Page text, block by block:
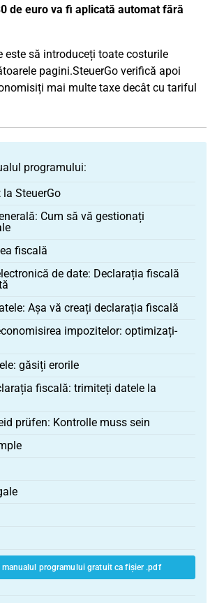
de euro va fi aplicată automat fără
este să introduceți toate costurile
pagini.SteuerGo verifică apoi
mai multe taxe decât cu tariful
programului:
SteuerGo
Cum să vă gestionați
fiscală
de date: Declarația fiscală
Așa vă creați declarația fiscală
impozitelor: optimizați-
găsiți erorile
fiscală: trimiteți datele la
prüfen: Kontrolle muss sein
manualul programului gratuit ca fișier .pdf